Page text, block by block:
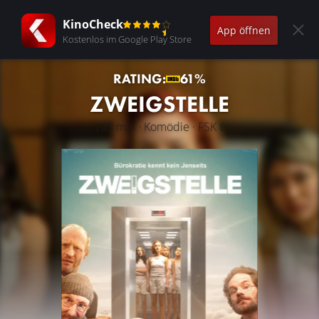
KinoCheck
Kostenlos im Google Play Store
App öffnen
RATING: 61%
ZWEIGSTELLE
105 min · Komödie · FSK 6